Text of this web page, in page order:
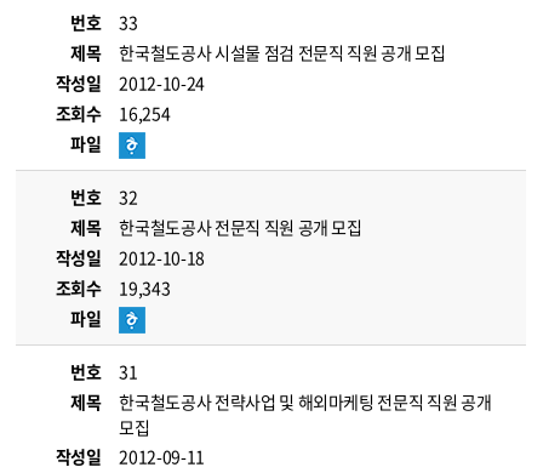
번호
33
제목
한국철도공사 시설물 점검 전문직 직원 공개 모집
작성일
2012-10-24
조회수
16,254
파일
번호
32
제목
한국철도공사 전문직 직원 공개 모집
작성일
2012-10-18
조회수
19,343
파일
번호
31
제목
한국철도공사 전략사업 및 해외마케팅 전문직 직원 공개
모집
작성일
2012-09-11